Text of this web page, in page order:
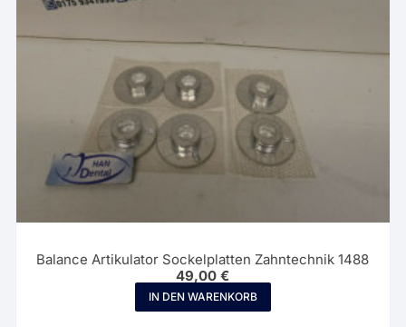
Balance Artikulator Sockelplatten Zahntechnik 1488
49,00€
IN DEN WARENKORB